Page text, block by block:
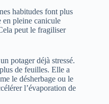
habitudes font plus
en pleine canicule
peut le fragiliser
potager déjà stressé.
de feuilles. Elle a
le désherbage ou le
l’évaporation de